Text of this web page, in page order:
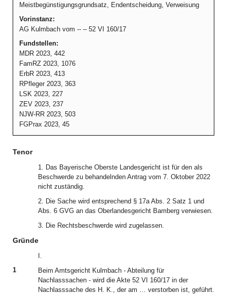
Meistbegünstigungsgrundsatz, Endentscheidung, Verweisung
Vorinstanz:
AG Kulmbach vom -- – 52 VI 160/17
Fundstellen:
MDR 2023, 442
FamRZ 2023, 1076
ErbR 2023, 413
RPfleger 2023, 363
LSK 2023, 227
ZEV 2023, 237
NJW-RR 2023, 503
FGPrax 2023, 45
Tenor
1. Das Bayerische Oberste Landesgericht ist für den als
Beschwerde zu behandelnden Antrag vom 7. Oktober 2022
nicht zuständig.
2. Die Sache wird entsprechend § 17a Abs. 2 Satz 1 und
Abs. 6 GVG an das Oberlandesgericht Bamberg verwiesen.
3. Die Rechtsbeschwerde wird zugelassen.
Gründe
I.
1
Beim Amtsgericht Kulmbach - Abteilung für
Nachlasssachen - wird die Akte 52 VI 160/17 in der
Nachlasssache des H. K., der am … verstorben ist, geführt.